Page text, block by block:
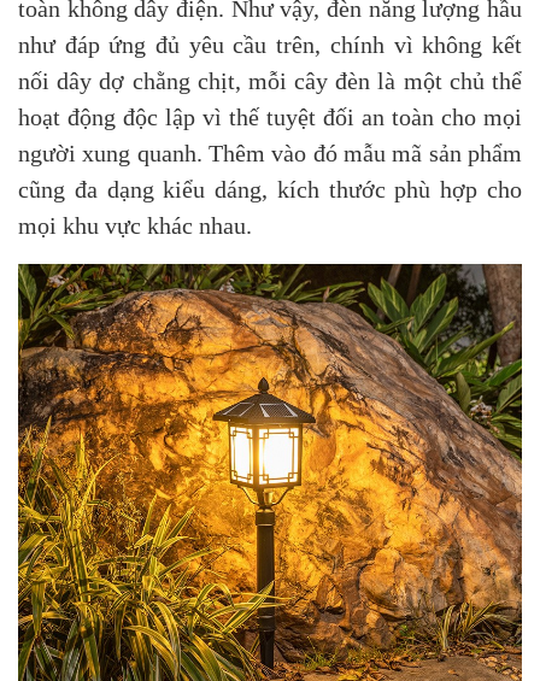
toàn không dây điện. Như vậy, đèn năng lượng hầu
như đáp ứng đủ yêu cầu trên, chính vì không kết
nối dây dợ chằng chịt, mỗi cây đèn là một chủ thể
hoạt động độc lập vì thế tuyệt đối an toàn cho mọi
người xung quanh. Thêm vào đó mẫu mã sản phẩm
cũng đa dạng kiểu dáng, kích thước phù hợp cho
mọi khu vực khác nhau.